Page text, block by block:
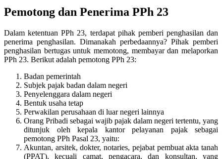
Pemotong dan Penerima PPh 23
Dalam ketentuan PPh 23, terdapat pihak pemberi penghasilan dan
penerima penghasilan. Dimanakah perbedaannya? Pihak pemberi
penghasilan bertugas untuk memotong, membayar dan melaporkan
PPh 23. Berikut adalah pemotong PPh 23:
Badan pemerintah
Subjek pajak badan dalam negeri
Penyelenggara dalam negeri
Bentuk usaha tetap
Perwakilan perusahaan di luar negeri lainnya
Orang Pribadi sebagai wajib pajak dalam negeri tertentu, yang
ditunjuk oleh kepala kantor pelayanan pajak sebagai
pemotong PPh Pasal 23, yaitu:
Akuntan, arsitek, dokter, notaries, pejabat pembuat akta tanah
(PPAT), kecuali camat, pengacara, dan konsultan, yang